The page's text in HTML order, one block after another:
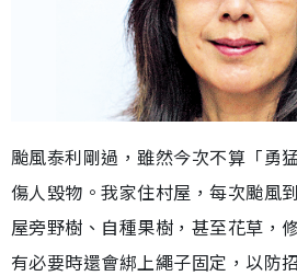
颱風泰利剛過，雖然今次不算「勇
傷人毀物。我家住村屋，每次颱風
屋旁野樹、自種果樹，甚至花草，
有必要時還會綁上繩子固定，以防